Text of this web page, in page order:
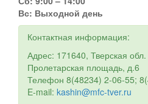
Правила землепользования и
Проекты планировки
Собрание депутатов
Вс: Выходной день
Контактная информация:
Адрес: 171640, Тверская
Пролетарская площадь, д.6
Телефон 8(48234) 2-06-55;
E-mail: kashin@mfc-tver.ru